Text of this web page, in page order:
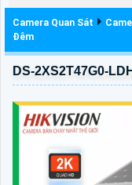
Hik
Camera Quan Sát
Đêm
DS-2XS2T47G0-